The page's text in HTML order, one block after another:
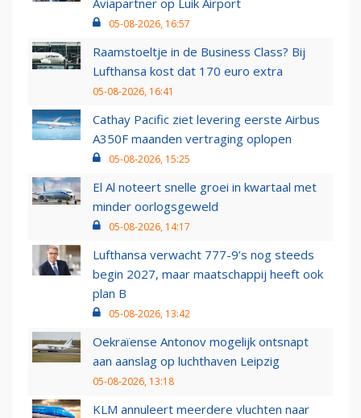
Aviapartner op Luik Airport
05-08-2026, 16:57
Raamstoeltje in de Business Class? Bij
Lufthansa kost dat 170 euro extra
05-08-2026, 16:41
Cathay Pacific ziet levering eerste Airbus
A350F maanden vertraging oplopen
05-08-2026, 15:25
El Al noteert snelle groei in kwartaal met
minder oorlogsgeweld
05-08-2026, 14:17
Lufthansa verwacht 777-9’s nog steeds
begin 2027, maar maatschappij heeft ook
plan B
05-08-2026, 13:42
Oekraïense Antonov mogelijk ontsnapt
aan aanslag op luchthaven Leipzig
05-08-2026, 13:18
KLM annuleert meerdere vluchten naar